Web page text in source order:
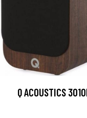
Q ACOUSTICS